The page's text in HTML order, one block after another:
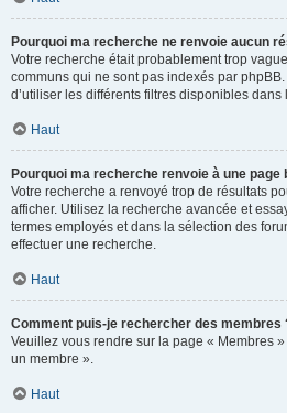
Pourquoi ma recherche ne renvoie aucun
Votre recherche était probablement trop
communs qui ne sont pas indexés par
d’utiliser les différents filtres disponibles
Haut
Pourquoi ma recherche renvoie à une page
Votre recherche a renvoyé trop de résultats
afficher. Utilisez la recherche avancée et
termes employés et dans la sélection des
effectuer une recherche.
Haut
Comment puis-je rechercher des membres
Veuillez vous rendre sur la page « Membres
un membre ».
Haut